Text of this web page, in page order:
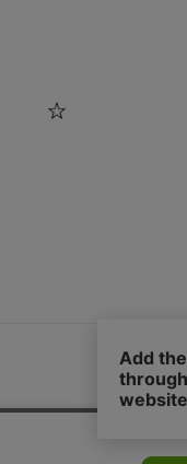
SOPH.App